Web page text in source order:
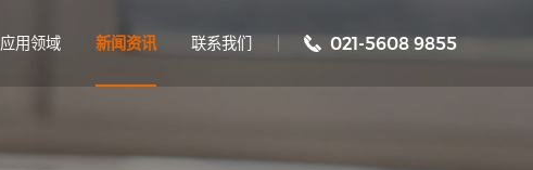
应用领域 新闻资讯 联系我们 021-5608 9855